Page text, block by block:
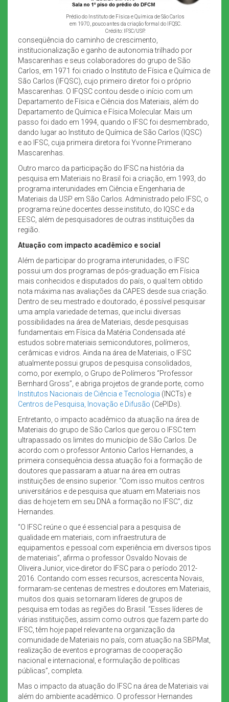
Prédio do Instituto de Física e Química de São Carlos
em 1970, pouco antes da criação formal do IFQSC.
Crédito: IFSC/USP.
conseqüência do caminho de crescimento,
institucionalização e ganho de autonomia trilhado por
Mascarenhas e seus colaboradores do grupo de São
Carlos, em 1971 foi criado o Instituto de Física e Química de
São Carlos (IFQSC), cujo primeiro diretor foi o próprio
Mascarenhas. O IFQSC contou desde o início com um
Departamento de Física e Ciência dos Materiais, além do
Departamento de Química e Física Molecular. Mais um
passo foi dado em 1994, quando o IFSC foi desmembrado,
dando lugar ao Instituto de Química de São Carlos (IQSC)
e ao IFSC, cuja primeira diretora foi Yvonne Primerano
Mascarenhas.
Outro marco da participação do IFSC na história da
pesquisa em Materiais no Brasil foi a criação, em 1993, do
programa interunidades em Ciência e Engenharia de
Materiais da USP em São Carlos. Administrado pelo IFSC, o
programa reúne docentes desse instituto, do IQSC e da
EESC, além de pesquisadores de outras instituições da
região.
Atuação com impacto acadêmico e social
Além de participar do programa interunidades, o IFSC
possui um dos programas de pós-graduação em Física
mais conhecidos e disputados do país, o qual tem obtido
nota máxima nas avaliações da CAPES desde sua criação.
Dentro de seu mestrado e doutorado, é possível pesquisar
uma ampla variedade de temas, que inclui diversas
possibilidades na área de Materiais, desde pesquisas
fundamentais em Física da Matéria Condensada até
estudos sobre materiais semicondutores, polímeros,
cerâmicas e vidros. Ainda na área de Materiais, o IFSC
atualmente possui grupos de pesquisa consolidados,
como, por exemplo, o Grupo de Polímeros “Professor
Bernhard Gross”, e abriga projetos de grande porte, como
Institutos Nacionais de Ciência e Tecnologia (INCTs) e
Centros de Pesquisa, Inovação e Difusão (CePIDs).
Entretanto, o impacto acadêmico da atuação na área de
Materiais do grupo de São Carlos que gerou o IFSC tem
ultrapassado os limites do município de São Carlos. De
acordo com o professor Antonio Carlos Hernandes, a
primeira consequência dessa atuação foi a formação de
doutores que passaram a atuar na área em outras
instituições de ensino superior. “Com isso muitos centros
universitários e de pesquisa que atuam em Materiais nos
dias de hoje tem em seu DNA a formação no IFSC”, diz
Hernandes.
“O IFSC reúne o que é essencial para a pesquisa de
qualidade em materiais, com infraestrutura de
equipamentos e pessoal com experiência em diversos tipos
de materiais”, afirma o professor Osvaldo Novais de
Oliveira Junior, vice-diretor do IFSC para o período 2012-
2016. Contando com esses recursos, acrescenta Novais,
formaram-se centenas de mestres e doutores em Materiais,
muitos dos quais se tornaram líderes de grupos de
pesquisa em todas as regiões do Brasil. “Esses líderes de
várias instituições, assim como outros que fazem parte do
IFSC, têm hoje papel relevante na organização da
comunidade de Materiais no país, com atuação na SBPMat,
realização de eventos e programas de cooperação
nacional e internacional, e formulação de políticas
públicas”, completa.
Mas o impacto da atuação do IFSC na área de Materiais vai
além do ambiente acadêmico. O professor Hernandes